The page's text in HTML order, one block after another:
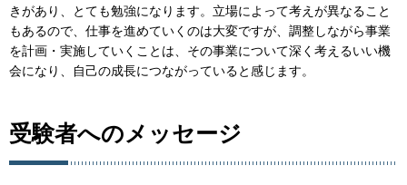
きがあり、とても勉強になります。立場によって考えが異なること
もあるので、仕事を進めていくのは大変ですが、調整しながら事業
を計画・実施していくことは、その事業について深く考えるいい機
会になり、自己の成長につながっていると感じます。
受験者へのメッセージ